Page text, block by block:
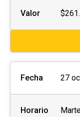
Valor
Fecha 27
Horario